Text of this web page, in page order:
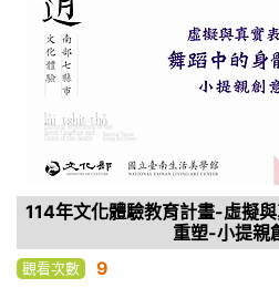
114年文化體驗教育計畫-虛擬
重塑-小提親
觀看次數 9